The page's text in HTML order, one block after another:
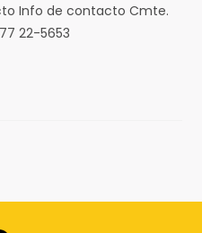
Info de contacto Cmte.
22-5653